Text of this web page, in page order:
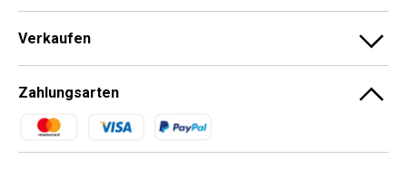
Verkaufen
Zahlungsarten
Zahlungsmethoden